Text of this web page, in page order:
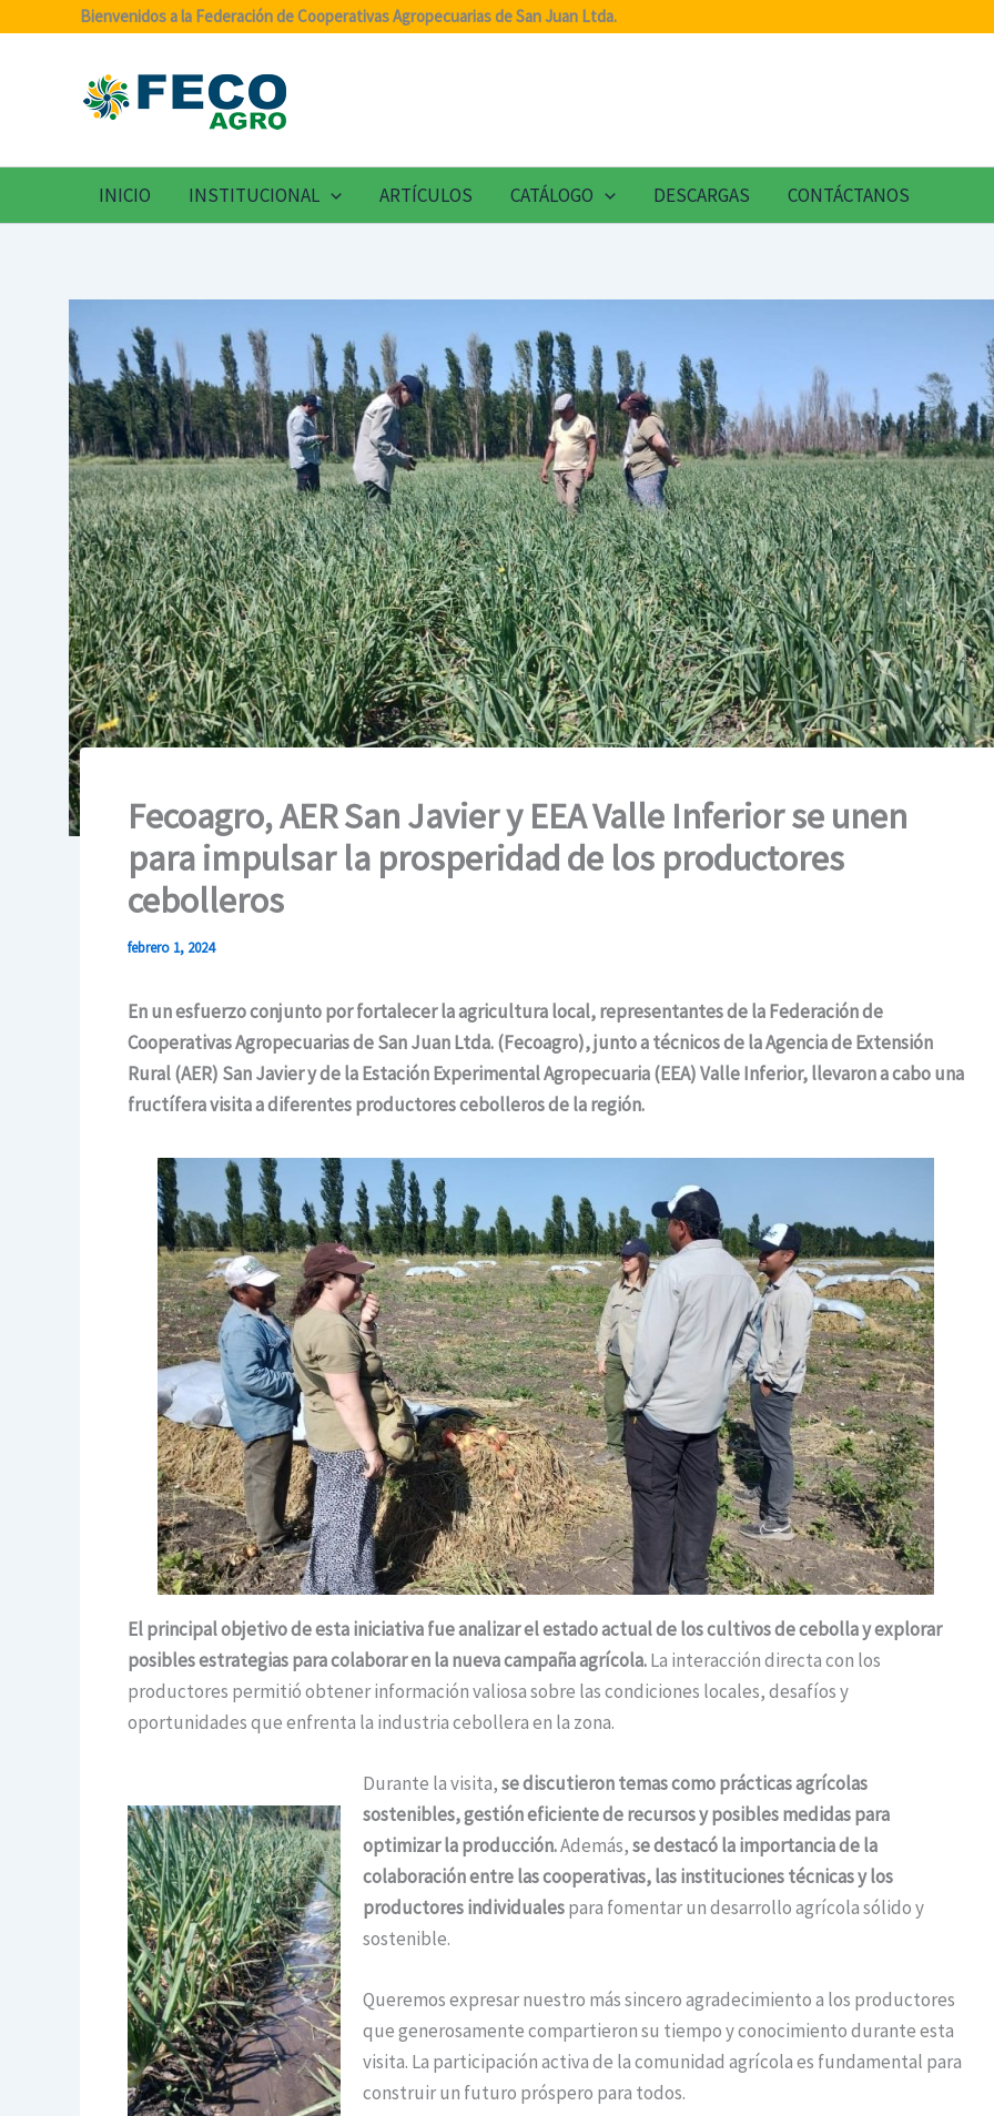
Bienvenidos a la Federación de Cooperativas Agropecuarias de San Juan Ltda.
INICIO INSTITUCIONAL ARTÍCULOS CATÁLOGO DESCARGAS CONTÁCTANOS
Fecoagro, AER San Javier y EEA Valle Inferior se unen
para impulsar la prosperidad de los productores
cebolleros
febrero 1, 2024
En un esfuerzo conjunto por fortalecer la agricultura local, representantes de la Federación de
Cooperativas Agropecuarias de San Juan Ltda. (Fecoagro), junto a técnicos de la Agencia de Extensión
Rural (AER) San Javier y de la Estación Experimental Agropecuaria (EEA) Valle Inferior, llevaron a cabo una
fructífera visita a diferentes productores cebolleros de la región.
El principal objetivo de esta iniciativa fue analizar el estado actual de los cultivos de cebolla y explorar
posibles estrategias para colaborar en la nueva campaña agrícola.La interacción directa con los
productores permitió obtener información valiosa sobre las condiciones locales, desafíos y
oportunidades que enfrenta la industria cebollera en la zona.
Durante la visita,se discutieron temas como prácticas agrícolas
sostenibles, gestión eficiente de recursos y posibles medidas para
optimizar la producción.Además,se destacó la importancia de la
colaboración entre las cooperativas, las instituciones técnicas y los
productores individualespara fomentar un desarrollo agrícola sólido y
sostenible.
Queremos expresar nuestro más sincero agradecimiento a los productores
que generosamente compartieron su tiempo y conocimiento durante esta
visita. La participación activa de la comunidad agrícola es fundamental para
construir un futuro próspero para todos.